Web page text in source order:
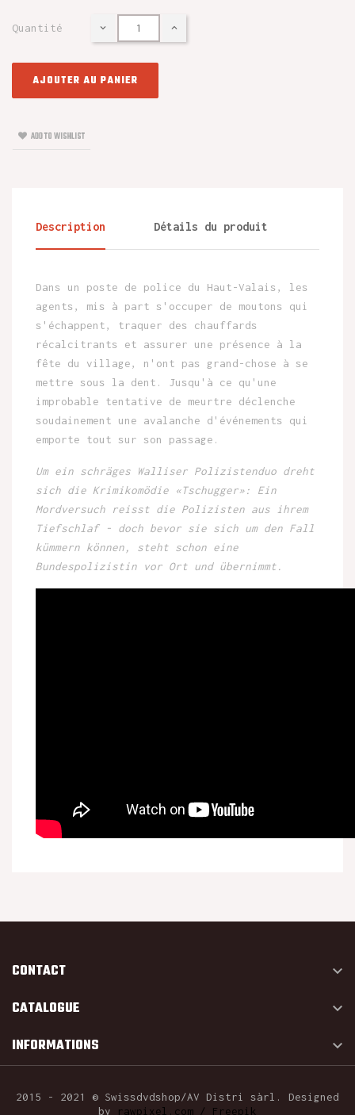
Quantité
AJOUTER AU PANIER
ADD TO WISHLIST
Description Détails du produit
Dans un poste de police du Haut-Valais, les
agents, mis à part s'occuper de moutons qui
s'échappent, traquer des chauffards
récalcitrants et assurer une présence à la
fête du village, n'ont pas grand-chose à se
mettre sous la dent. Jusqu'à ce qu'une
improbable tentative de meurtre déclenche
soudainement une avalanche d'événements qui
emporte tout sur son passage.
Um ein schräges Walliser Polizistenduo dreht
sich die Krimikomödie «Tschugger»: Ein
Mordversuch reisst die Polizisten aus ihrem
Tiefschlaf - doch bevor sie sich um den Fall
kümmern können, steht schon eine
Bundespolizistin vor Ort und übernimmt.
CONTACT 
CATALOGUE 
INFORMATIONS 
2015 - 2021 © Swissdvdshop/AV Distri sàrl. Designed
by
rawpixel.com / Freepik